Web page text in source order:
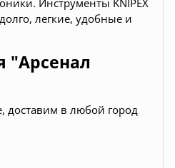
Инструменты KNIPEX
легкие, удобные и
"Арсенал
доставим в любой город